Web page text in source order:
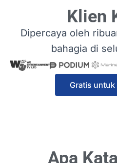
Klien
Dipercaya oleh
bahagia di
Gratis
Apa